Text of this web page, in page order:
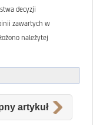
decyzji
zawartych w
należytej
artykuł